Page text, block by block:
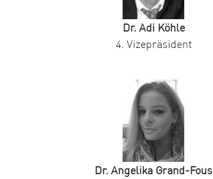
Dr. Adi Köhle
4. Vizepräsident
Dr. Angelika Grand-Fous